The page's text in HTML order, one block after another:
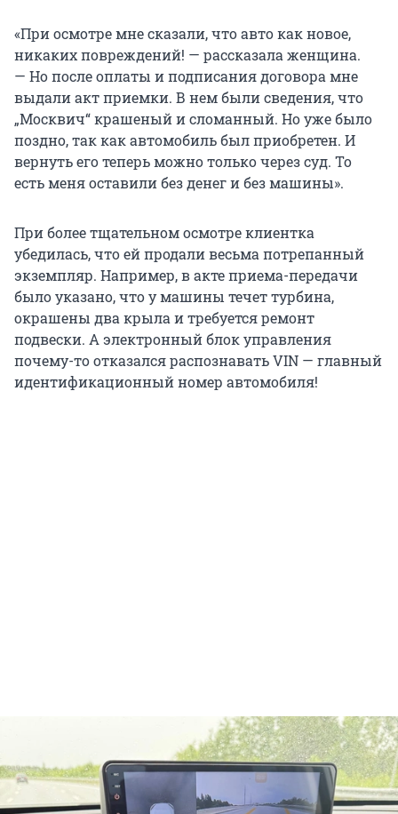
«При осмотре мне сказали, что авто как новое,
никаких повреждений! — рассказала женщина.
— Но после оплаты и подписания договора мне
выдали акт приемки. В нем были сведения, что
„Москвич“ крашеный и сломанный. Но уже было
поздно, так как автомобиль был приобретен. И
вернуть его теперь можно только через суд. То
есть меня оставили без денег и без машины».
При более тщательном осмотре клиентка
убедилась, что ей продали весьма потрепанный
экземпляр. Например, в акте приема-передачи
было указано, что у машины течет турбина,
окрашены два крыла и требуется ремонт
подвески. А электронный блок управления
почему-то отказался распознавать VIN — главный
идентификационный номер автомобиля!